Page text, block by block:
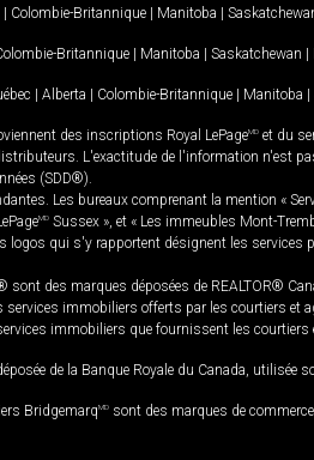
| Colombie-Britannique | Manitoba |
Britannique | Manitoba | Saskatchewan |
| Alberta | Colombie-Britannique | Manitoba |
des inscriptions Royal LePageMD et du
L'exactitude de l'information n'est
(SDD®).
Les bureaux comprenant la mention «
MD Sussex », et « Les immeubles Mont-
logos qui s'y rapportent désignent les services
sont des marques déposées de REALTOR®
services immobiliers offerts par les courtiers
immobiliers que fournissent les courtiers
de la Banque Royale du Canada,
BridgemarqMD sont des marques de